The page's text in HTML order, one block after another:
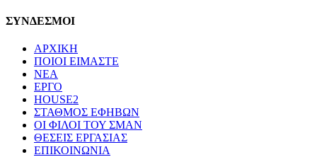
ΣΥΝΔΕΣΜΟΙ
ΑΡΧΙΚΗ
ΠΟΙΟΙ ΕΙΜΑΣΤΕ
ΝΕΑ
ΕΡΓΟ
HOUSE2
ΣΤΑΘΜΟΣ ΕΦΗΒΩΝ
ΟΙ ΦΙΛΟΙ ΤΟΥ ΣΜΑΝ
ΘΕΣΕΙΣ ΕΡΓΑΣΙΑΣ
ΕΠΙΚΟΙΝΩΝΙΑ